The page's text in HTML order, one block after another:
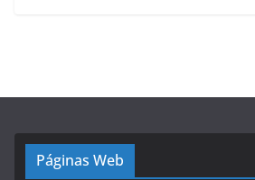
Páginas Web